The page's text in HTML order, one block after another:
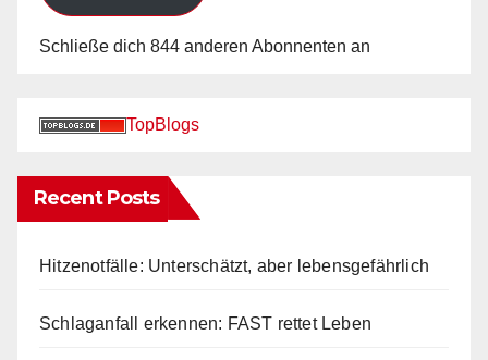
Schließe dich 844 anderen Abonnenten an
TopBlogs
Recent Posts
Hitzenotfälle: Unterschätzt, aber lebensgefährlich
Schlaganfall erkennen: FAST rettet Leben